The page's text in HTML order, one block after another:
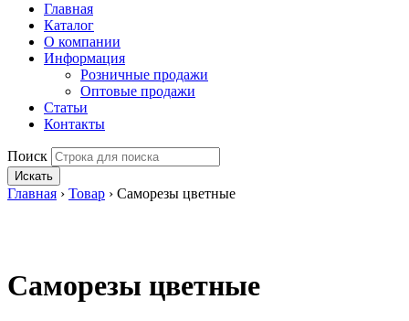
Главная
Каталог
О компании
Информация
Розничные продажи
Оптовые продажи
Статьи
Контакты
Поиск
Искать
Главная › Товар › Саморезы цветные
Саморезы цветные